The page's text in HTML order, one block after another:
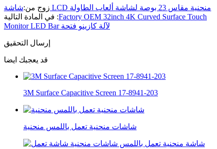
زوج من:
شاشة LCD منحنية مقاس 23 بوصة لشاشة ألعاب الطاولة
في المادة التالية :Factory OEM 32inch 4K Curved Surface Touch
Monitor LED Bar لآلة كازينو فتحة
إرسال التحقيق
قد يعجبك ايضا
3M Surface Capacitive Screen 17-8941-203
شاشات منحنية تعمل باللمس منحنية